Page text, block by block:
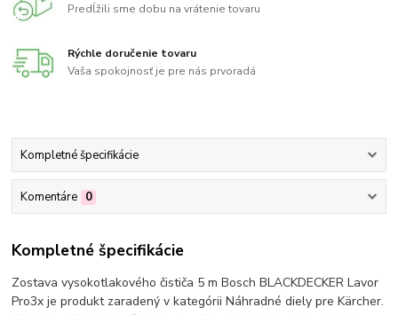
Predĺžili sme dobu na vrátenie tovaru
Rýchle doručenie tovaru
Vaša spokojnosť je pre nás prvoradá
Kompletné špecifikácie
Komentáre 0
Kompletné špecifikácie
Zostava vysokotlakového čističa 5 m Bosch BLACKDECKER Lavor
Pro3x je produkt zaradený v kategórii Náhradné diely pre Kärcher.